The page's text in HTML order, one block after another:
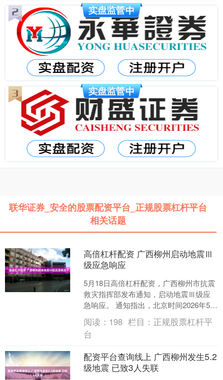
联华证券_安全的股票配资平台_正规股票杠杆平台
相关话题
高倍杠杆配资 广西柳州启动地震Ⅲ
级应急响应
5月18日高倍杠杆配资，广西柳州市抗震
救灾指挥部发布通知，启动地震Ⅲ级应
急响应。 通知指出，北京时间2026年5月
18日00时21分在广西柳州市柳南区（北
纬24....
阅读： 198 栏目： 正规股票杠杆平
台
配资平台查询线上 广西柳州发生5.2
级地震 已致3人失联